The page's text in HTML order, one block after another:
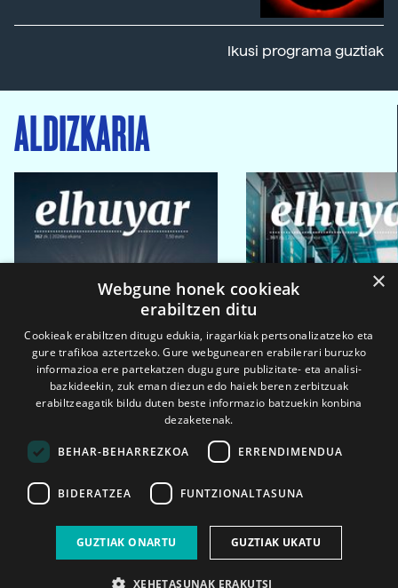
Ikusi programa guztiak
ALDIZKARIA
2026ko eka. 1a 2026ko mar. 1a
×
Webgune honek cookieak
erabiltzen ditu
Cookieak erabiltzen ditugu edukia, iragarkiak pertsonalizatzeko eta
gure trafikoa aztertzeko. Gure webgunearen erabilerari buruzko
informazioa ere partekatzen dugu gure publizitate- eta analisi-
bazkideekin, zuk eman diezun edo haiek beren zerbitzuak
erabiltzeagatik bildu duten beste informazio batzuekin konbina
dezaketenak.
BEHAR-BEHARREZKOA ERRENDIMENDUA
BIDERATZEA FUNTZIONALTASUNA
GUZTIAK ONARTU GUZTIAK UKATU
XEHETASUNAK ERAKUTSI